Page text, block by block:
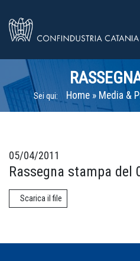
Sei qui: Home» Media &
05/04/2011
Rassegna stampa del
Scarica il file